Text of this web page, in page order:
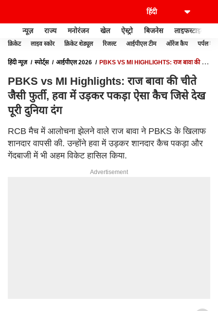
न्यूज़ राज्य मनोरंजन खेल ऐस्ट्रो बिजनेस लाइफस्टाइल
क्रिकेट लाइव स्कोर क्रिकेट शेड्यूल रिजल्ट आईपीएल टीम ऑरेंज कैप पर्पल कैप
हिंदी न्यूज़ स्पोर्ट्स आईपीएल 2026
PBKS VS MI HIGHLIGHTS: राज बावा की चीते
PBKS vs MI Highlights: राज बावा की चीते
जैसी फुर्ती, हवा में उड़कर पकड़ा ऐसा कैच जिसे देख
पूरी दुनिया दंग
RCB मैच में आलोचना झेलने वाले राज बावा ने PBKS के खिलाफ
शानदार वापसी की. उन्होंने हवा में उड़कर शानदार कैच पकड़ा और
गेंदबाजी में भी अहम विकेट हासिल किया.
Advertisement